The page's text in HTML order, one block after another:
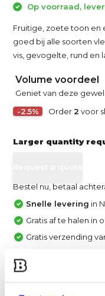
Op voorraad,
Fruitige, zoete toon en
goed bij alle soorten
vis, gevogelte, rund en
Volume voordeel
Geniet van deze
-2.5%
Order 2 voor
Larger quantity
Bestel nu, betaal
Snelle levering in
Gratis af te halen in
Gratis verzending